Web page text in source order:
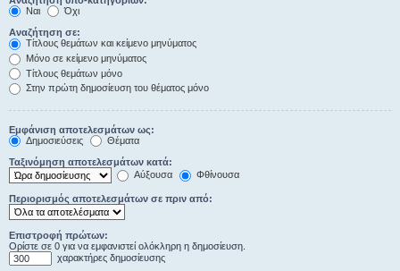
Ναι
Όχι
Αναζήτηση σε:
Τίτλους θεμάτων και κείμενο μηνύματος
Μόνο σε κείμενο μηνύματος
Τίτλους θεμάτων μόνο
Στην πρώτη δημοσίευση του θέματος μόνο
Εμφάνιση αποτελεσμάτων ως:
Δημοσιεύσεις
Θέματα
Ταξινόμηση αποτελεσμάτων κατά:
Αύξουσα
Φθίνουσα
Περιορισμός αποτελεσμάτων σε πριν από:
Επιστροφή πρώτων:
Ορίστε σε 0 για να εμφανιστεί ολόκληρη η δημοσίευση.
χαρακτήρες δημοσίευσης